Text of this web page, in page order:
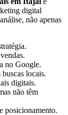
digital
não apenas
no Google.
locais.
digitais.
não têm
posicionamento.